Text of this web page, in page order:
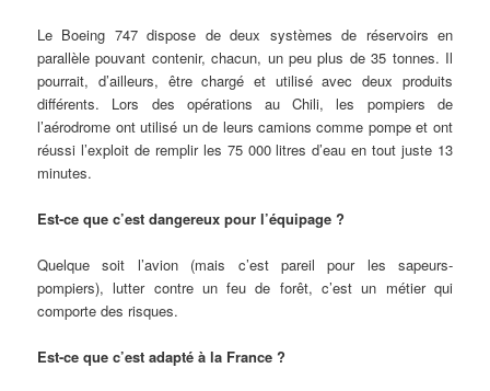
Le Boeing 747 dispose de deux systèmes de réservoirs en
parallèle pouvant contenir, chacun, un peu plus de 35 tonnes. Il
pourrait, d’ailleurs, être chargé et utilisé avec deux produits
différents. Lors des opérations au Chili, les pompiers de
l’aérodrome ont utilisé un de leurs camions comme pompe et ont
réussi l’exploit de remplir les 75 000 litres d’eau en tout juste 13
minutes.
Est-ce que c’est dangereux pour l’équipage ?
Quelque soit l’avion (mais c’est pareil pour les sapeurs-
pompiers), lutter contre un feu de forêt, c’est un métier qui
comporte des risques.
Est-ce que c’est adapté à la France ?